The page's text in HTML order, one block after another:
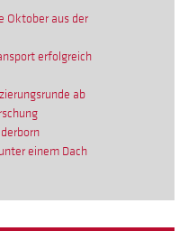
Oktober aus der
erfolgreich
ab
einem Dach